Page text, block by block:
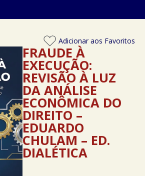
Adicionar aos Favoritos
FRAUDE À
EXECUÇÃO:
REVISÃO À LUZ
DA ANÁLISE
ECONÔMICA DO
DIREITO –
EDUARDO
CHULAM – ED.
DIALÉTICA